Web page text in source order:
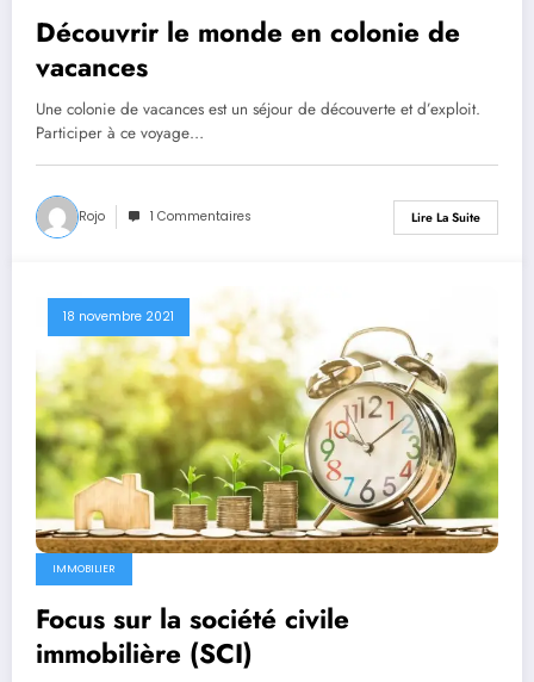
Découvrir le monde en colonie de
vacances
Une colonie de vacances est un séjour de découverte et d’exploit.
Participer à ce voyage…
Rojo 1 Commentaires Lire La Suite
18 novembre 2021
IMMOBILIER
Focus sur la société civile
immobilière (SCI)